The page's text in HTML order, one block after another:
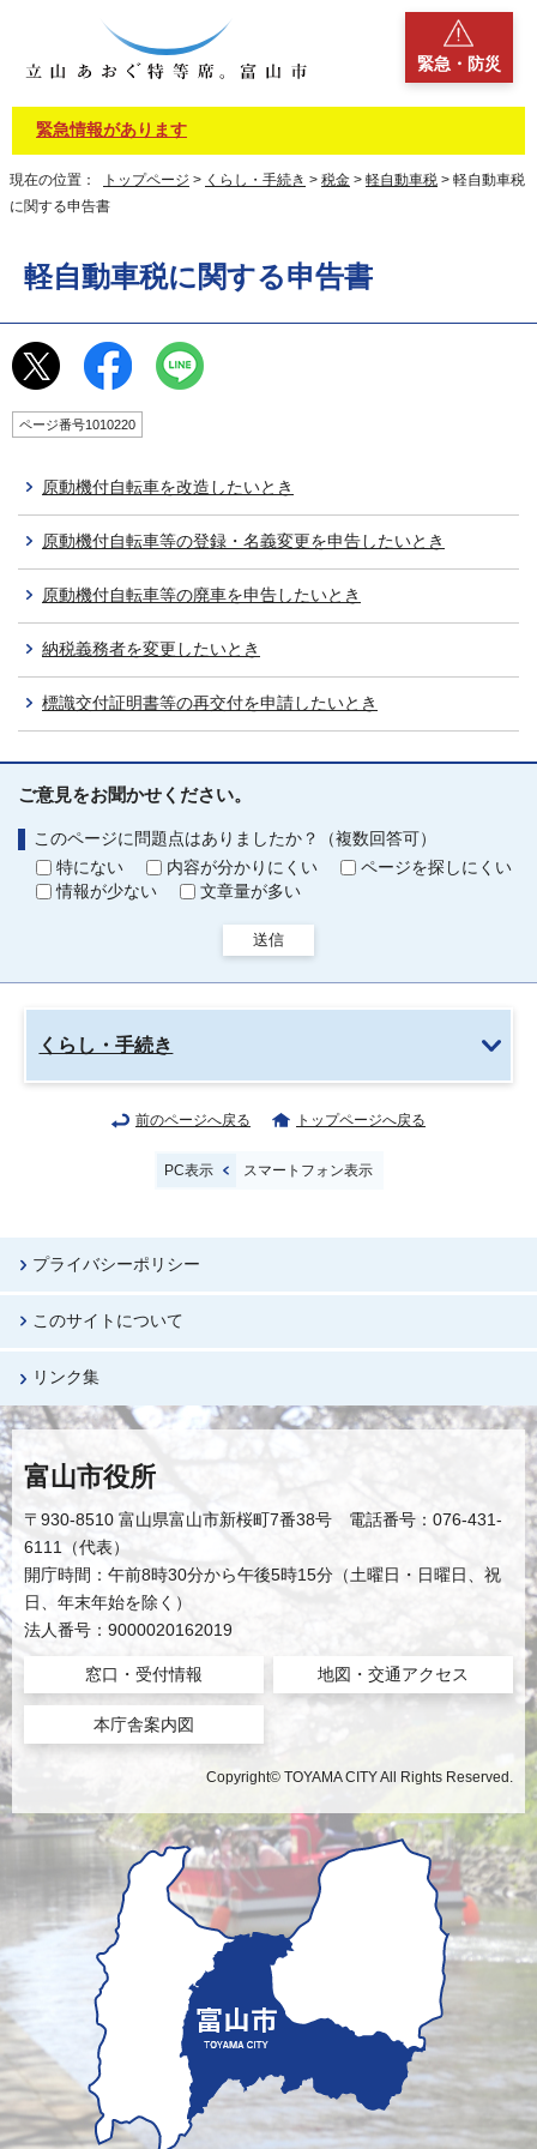
緊急・防災
緊急情報があります
現在の位置： トップページ > くらし・手続き > 税金 > 軽自動車税 > 軽自動車税
に関する申告書
軽自動車税に関する申告書
ページ番号1010220
原動機付自転車を改造したいとき
原動機付自転車等の登録・名義変更を申告したいとき
原動機付自転車等の廃車を申告したいとき
納税義務者を変更したいとき
標識交付証明書等の再交付を申請したいとき
ご意見をお聞かせください。
このページに問題点はありましたか？（複数回答可）
特にない
内容が分かりにくい
ページを探しにくい
情報が少ない
文章量が多い
送信
くらし・手続き
前のページへ戻る トップページへ戻る
PC表示 スマートフォン表示
プライバシーポリシー
このサイトについて
リンク集
富山市役所
〒930-8510 富山県富山市新桜町7番38号 電話番号：076-431-
6111（代表）
開庁時間：午前8時30分から午後5時15分（土曜日・日曜日、祝
日、年末年始を除く）
法人番号：9000020162019
窓口・受付情報 地図・交通アクセス
本庁舎案内図
Copyright© TOYAMA CITY All Rights Reserved.